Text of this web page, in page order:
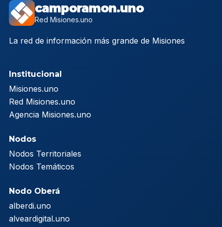
camporamon.uno
Red Misiones.uno
La red de información más grande de Misiones
Institucional
Misiones.uno
Red Misiones.uno
Agencia Misiones.uno
Nodos
Nodos Territoriales
Nodos Temáticos
Nodo Oberá
alberdi.uno
alveardigital.uno